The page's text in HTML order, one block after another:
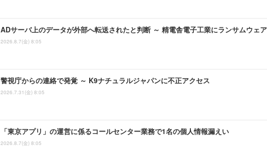
ADサーバ上のデータが外部へ転送されたと判断 ～ 精電舎電子工業にランサムウェ
2026.8.7(金) 8:05
警視庁からの連絡で発覚 ～ K9ナチュラルジャパンに不正アクセス
2026.7.31(金) 8:05
「東京アプリ」の運営に係るコールセンター業務で1名の個人情報漏えい
2026.8.7(金) 8:05